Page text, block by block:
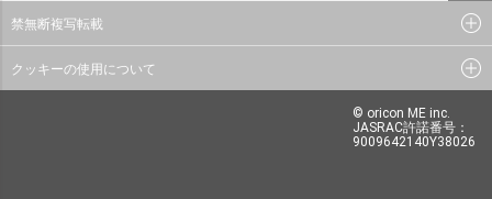
禁無断複写転載
クッキーの使用について
© oricon ME inc.
JASRAC許諾番号：
9009642140Y38026